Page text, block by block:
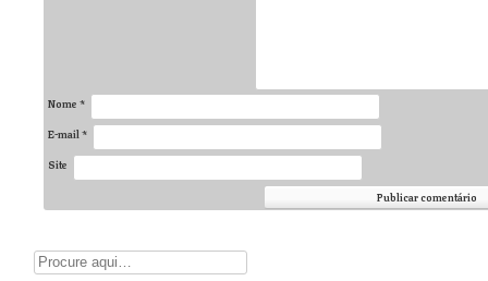
Nome *
E-mail*
Site
Digite aqui